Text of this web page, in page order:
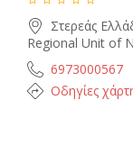
Στερεάς
Regional Unit of
6973000567
Οδηγίες